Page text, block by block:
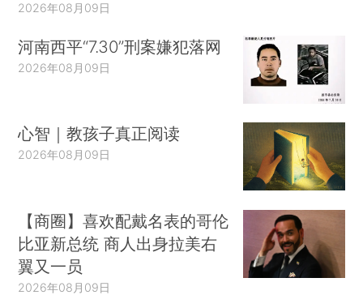
2026年08月09日
河南西平“7.30”刑案嫌犯落网
2026年08月09日
心智｜教孩子真正阅读
2026年08月09日
【商圈】喜欢配戴名表的哥伦
比亚新总统 商人出身拉美右
翼又一员
2026年08月09日